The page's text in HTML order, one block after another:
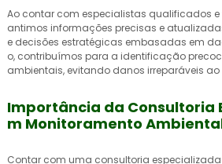
Ao contar com especialistas qualificados
antimos informações precisas e
e decisões estratégicas embasadas em
o, contribuímos para a identificação
ambientais, evitando danos irreparáveis
Importância da Consultoria
m Monitoramento
Contar com uma consultoria